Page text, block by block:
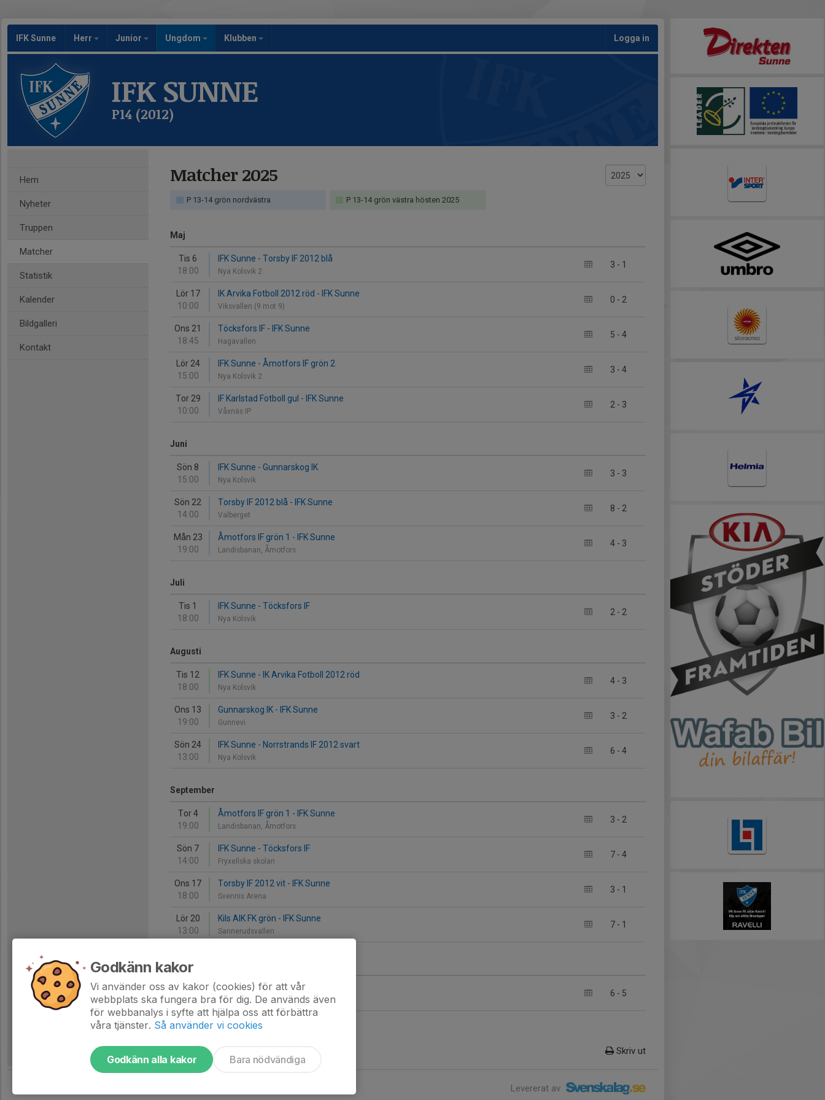
IFK Sunne Herr Junior Ungdom Klubben Logga in
IFK SUNNE
P14 (2012)
Hem
Nyheter
Truppen
Matcher
Statistik
Kalender
Bildgalleri
Kontakt
Matcher 2025
P 13-14 grön nordvästra P 13-14 grön västra hösten 2025
Maj
Tis 6
18:00
3 - 1
IFK Sunne - Torsby IF 2012 blå
Nya Kolsvik 2
Lör 17
10:00
0 - 2
IK Arvika Fotboll 2012 röd - IFK Sunne
Viksvallen (9 mot 9)
Ons 21
18:45
5 - 4
Töcksfors IF - IFK Sunne
Hagavallen
Lör 24
15:00
3 - 4
IFK Sunne - Åmotfors IF grön 2
Nya Kolsvik 2
Tor 29
10:00
2 - 3
IF Karlstad Fotboll gul - IFK Sunne
Våxnäs IP
Juni
Sön 8
15:00
3 - 3
IFK Sunne - Gunnarskog IK
Nya Kolsvik
Sön 22
14:00
8 - 2
Torsby IF 2012 blå - IFK Sunne
Valberget
Mån 23
19:00
4 - 3
Åmotfors IF grön 1 - IFK Sunne
Landisbanan, Åmotfors
Juli
Tis 1
18:00
2 - 2
IFK Sunne - Töcksfors IF
Nya Kolsvik
Augusti
Tis 12
18:00
4 - 3
IFK Sunne - IK Arvika Fotboll 2012 röd
Nya Kolsvik
Ons 13
19:00
3 - 2
Gunnarskog IK - IFK Sunne
Gunnevi
Sön 24
13:00
6 - 4
IFK Sunne - Norrstrands IF 2012 svart
Nya Kolsvik
September
Tor 4
19:00
3 - 2
Åmotfors IF grön 1 - IFK Sunne
Landisbanan, Åmotfors
Sön 7
14:00
7 - 4
IFK Sunne - Töcksfors IF
Fryxellska skolan
Ons 17
18:00
3 - 1
Torsby IF 2012 vit - IFK Sunne
Svennis Arena
Lör 20
13:00
7 - 1
Kils AIK FK grön - IFK Sunne
Sannerudsvallen
Oktober
Sön 5
11:00
6 - 5
IFK Sunne - Edsvalla/Nor
Nya Kolsvik
Skriv ut
Levererat av
Godkänn kakor
Vi använder oss av kakor (cookies) för att vår
webbplats ska fungera bra för dig. De används även
för webbanalys i syfte att hjälpa oss att förbättra
våra tjänster. Så använder vi cookies
Godkänn alla kakor Bara nödvändiga